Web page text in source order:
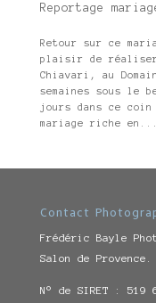
Reportage
Retour sur ce
plaisir de
Chiavari, au
semaines sous le
jours dans ce coin
mariage riche en...
Contact
Frédéric Bayle
Salon de Provence.
N° de SIRET : 519